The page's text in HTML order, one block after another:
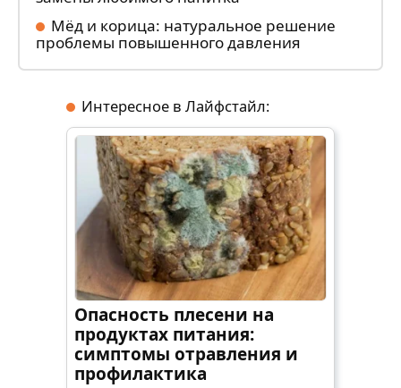
Мёд и корица: натуральное решение
проблемы повышенного давления
Интересное в Лайфстайл:
Опасность плесени на
продуктах питания:
симптомы отравления и
профилактика